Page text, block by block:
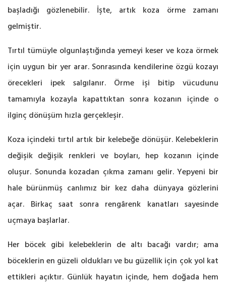
başladığı gözlenebilir. İşte, artık koza örme zamanı
gelmiştir.
Tırtıl tümüyle olgunlaştığında yemeyi keser ve koza örmek
için uygun bir yer arar. Sonrasında kendilerine özgü kozayı
örecekleri ipek salgılanır. Örme işi bitip vücudunu
tamamıyla kozayla kapattıktan sonra kozanın içinde o
ilginç dönüşüm hızla gerçekleşir.
Koza içindeki tırtıl artık bir kelebeğe dönüşür. Kelebeklerin
değişik değişik renkleri ve boyları, hep kozanın içinde
oluşur. Sonunda kozadan çıkma zamanı gelir. Yepyeni bir
hale bürünmüş canlımız bir kez daha dünyaya gözlerini
açar. Birkaç saat sonra rengârenk kanatları sayesinde
uçmaya başlarlar.
Her böcek gibi kelebeklerin de altı bacağı vardır; ama
böceklerin en güzeli oldukları ve bu güzellik için çok yol kat
ettikleri açıktır. Günlük hayatın içinde, hem doğada hem